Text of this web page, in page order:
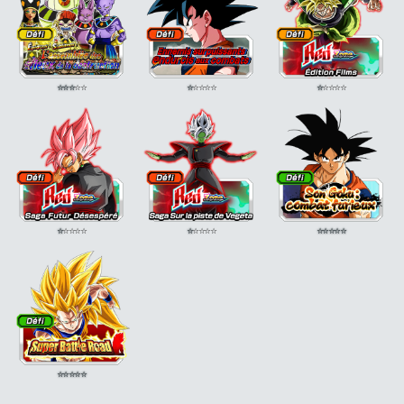
⭐⭐⭐⭐⭐ ⭐⭐⭐⭐⭐ ⭐⭐⭐⭐⭐
⭐⭐⭐⭐⭐ ⭐⭐⭐⭐⭐ ⭐⭐⭐⭐⭐
⭐⭐⭐⭐⭐